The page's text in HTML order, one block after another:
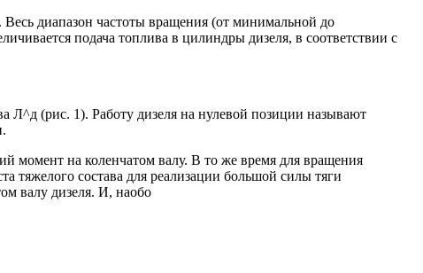
диапазон частоты вращения (от минимальной до
подача топлива в цилиндры дизеля, в соответствии с
(рис. 1). Работу дизеля на нулевой позиции называют
момент на коленчатом валу. В то же время для вращения
состава для реализации большой силы тяги
валу дизеля. И, наобо